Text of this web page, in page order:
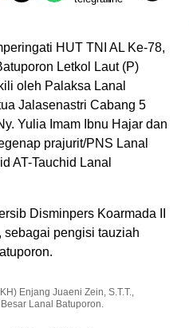
HUT TNI AL Ke-78,
Letkol Laut (P)
oleh Palaksa Lanal
Jalasenastri Cabang 5
Yulia Imam Ibnu Hajar dan
prajurit/PNS Lanal
AT-Tauchid Lanal
Disminpers Koarmada II
sebagai pengisi tauziah
Enjang Juaeni Zein, S.T.T.,
Lanal Batuporon.